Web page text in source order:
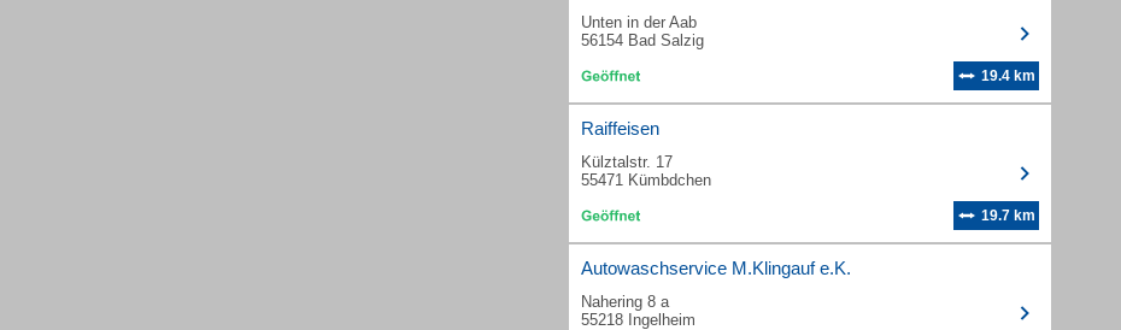
Unten in der Aab
56154 Bad Salzig
19.4 km
Raiffeisen
Külztalstr. 17
55471 Kümbdchen
19.7 km
Autowaschservice M.Klingauf e.K.
Nahering 8 a
55218 Ingelheim